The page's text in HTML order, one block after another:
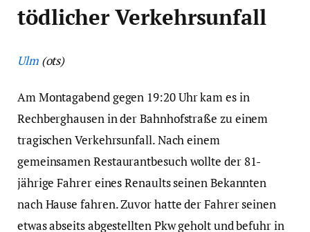
tödlicher Verkehrsunfall
Ulm(ots)
Am Montagabend gegen 19:20 Uhr kam es in
Rechberghausen in der Bahnhofstraße zu einem
tragischen Verkehrsunfall. Nach einem
gemeinsamen Restaurantbesuch wollte der 81-
jährige Fahrer eines Renaults seinen Bekannten
nach Hause fahren. Zuvor hatte der Fahrer seinen
etwas abseits abgestellten Pkw geholt und befuhr in